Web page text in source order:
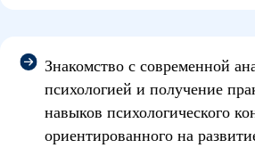
Знакомство с современной
психологией и получение
навыков психологического
ориентированного на